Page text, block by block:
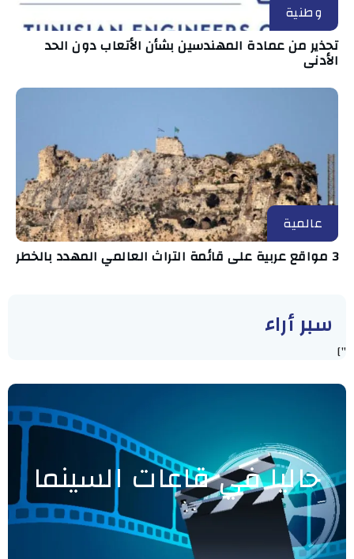
وطنية
تحذير من عمادة المهندسين بشأن الأتعاب دون الحد
الأدنى
عالمية
3 مواقع عربية على قائمة التراث العالمي المهدد بالخطر
سبر أراء
"]
حاليا في قاعات السينما